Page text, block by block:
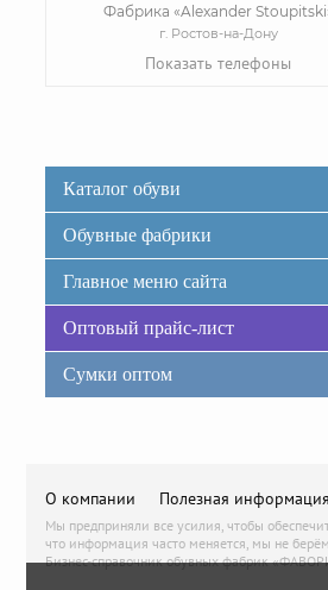
Фабрика «Alexander
г. Ростов-на-Дону
Показать телефоны
Каталог обуви
Обувные фабрики
Главное меню сайта
Оптовый прайс-лист
Сумки оптом
О компании Полезная информация
Мы предприняли все усилия, чтобы
что информация часто меняется, мы не
Бизнес-справочник обувных фабрик